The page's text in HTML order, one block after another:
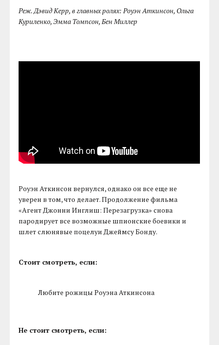
Реж. Дэвид Керр, в главных ролях: Роуэн Аткинсон, Ольга
Куриленко, Эмма Томпсон, Бен Миллер
Роуэн Аткинсон вернулся, однако он все еще не
уверен в том, что делает. Продолжение фильма
«Агент Джонни Инглиш: Перезагрузка» снова
пародирует все возможные шпионские боевики и
шлет слюнявые поцелуи Джеймсу Бонду.
Стоит смотреть, если:
Любите рожицы Роуэна Аткинсона
Не стоит смотреть, если: